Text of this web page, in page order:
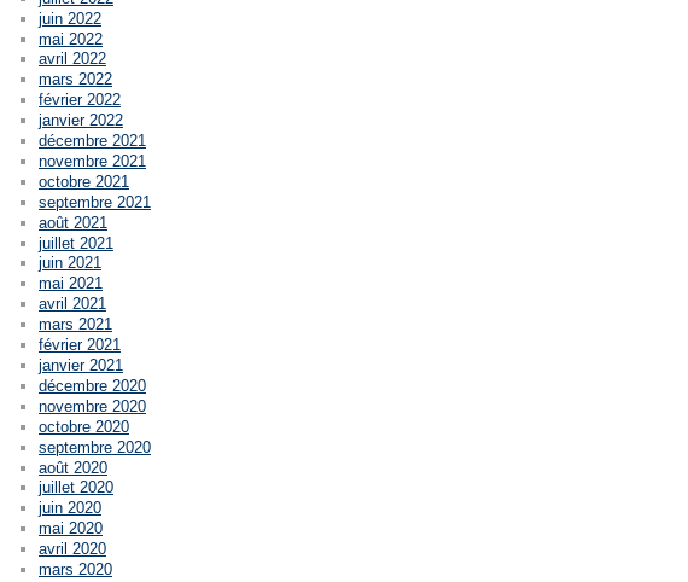
juin 2022
mai 2022
avril 2022
mars 2022
février 2022
janvier 2022
décembre 2021
novembre 2021
octobre 2021
septembre 2021
août 2021
juillet 2021
juin 2021
mai 2021
avril 2021
mars 2021
février 2021
janvier 2021
décembre 2020
novembre 2020
octobre 2020
septembre 2020
août 2020
juillet 2020
juin 2020
mai 2020
avril 2020
mars 2020